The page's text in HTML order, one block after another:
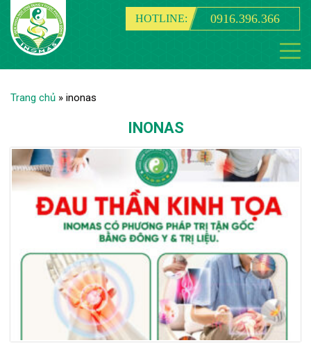
HOTLINE: 0916.396.366
Trang chủ » inonas
INONAS